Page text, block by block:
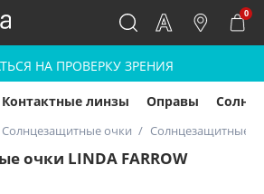
0
НА ПРОВЕРКУ ЗРЕНИЯ
Контактные линзы Оправы
Солнцезащитные очки Солнцезащитные
очки LINDA FARROW